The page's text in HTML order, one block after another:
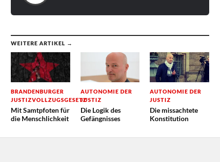
WEITERE ARTIKEL →
BRANDENBURGER
JUSTIZVOLLZUGSGESETZ
Mit Samtpfoten für
die Menschlichkeit
AUTONOMIE DER
JUSTIZ
Die Logik des
Gefängnisses
AUTONOMIE DER
JUSTIZ
Die missachtete
Konstitution